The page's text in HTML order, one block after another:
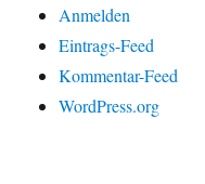
Anmelden
Eintrags-Feed
Kommentar-Feed
WordPress.org